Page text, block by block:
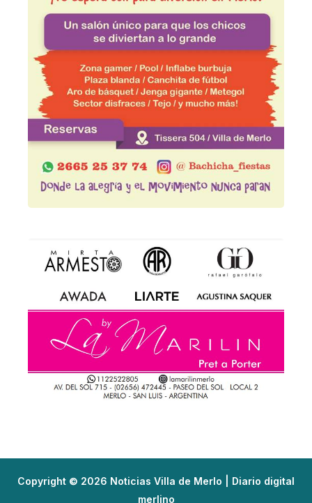
Copyright © 2026 Noticias Villa de Merlo | Diario digital
merlino